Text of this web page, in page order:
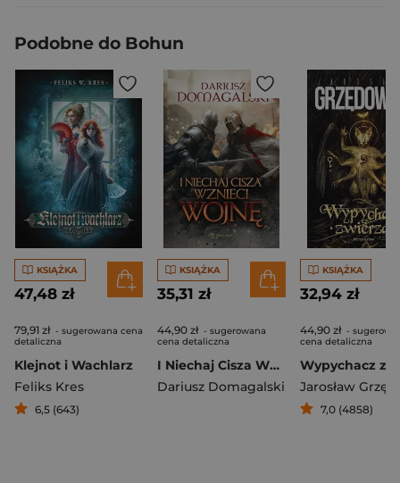
Podobne do Bohun
KSIĄŻKA
47,48 zł
79,91 zł - sugerowana cena
detaliczna
Klejnot i Wachlarz
Feliks Kres
6,5 (643)
KSIĄŻKA
35,31 zł
44,90 zł - sugerowana
cena detaliczna
I Niechaj Cisza Wznieci Wojnę
Dariusz Domagalski
KSIĄŻKA
32,94 zł
44,90 zł -
cena detaliczna
7,0 (4858)